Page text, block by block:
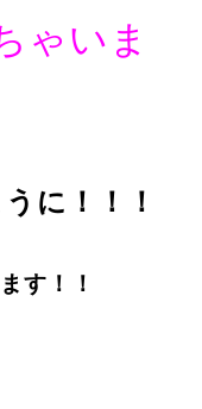
ゃいま
に！！！
す！！